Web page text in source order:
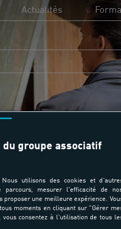
?
l'UCPA
Actualités
UCPA
groupe associatif
utilisons des cookies et
parcours, mesurer l'efficacité de
une meilleure expérience.
moments en cliquant sur "Gérer
consentez à l'utilisation de tous